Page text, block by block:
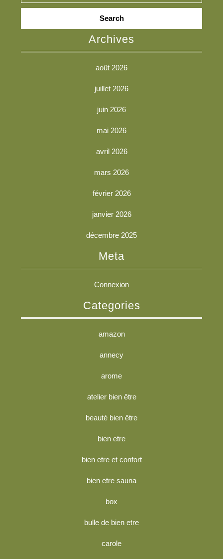
Search
Archives
août 2026
juillet 2026
juin 2026
mai 2026
avril 2026
mars 2026
février 2026
janvier 2026
décembre 2025
Meta
Connexion
Categories
amazon
annecy
arome
atelier bien être
beauté bien être
bien etre
bien etre et confort
bien etre sauna
box
bulle de bien etre
carole